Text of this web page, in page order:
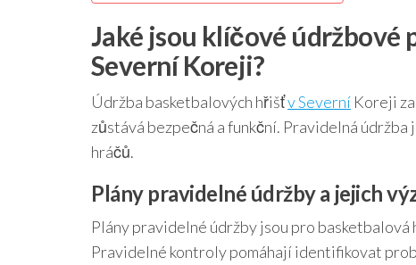
Jaké jsou klíčové
Severní Koreji?
Údržba basketbalových hřišťv Severní Koreji
zůstává bezpečná a funkční. Pravidelná
hráčů.
Plány pravidelné údržby a jejich
Plány pravidelné údržby jsou pro
Pravidelné kontroly pomáhají identifikovat